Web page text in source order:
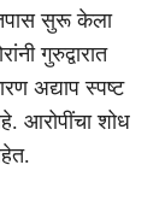
सुरू केला
गुरुद्वारात
अद्याप स्पष्ट
आरोपींचा शोध